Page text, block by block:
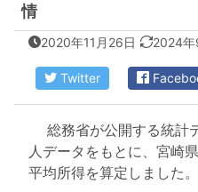
情
2020年11月26日 2024年
Twitter
総務省が公開する統計
人データをもとに、宮崎
平均所得を算定しました。